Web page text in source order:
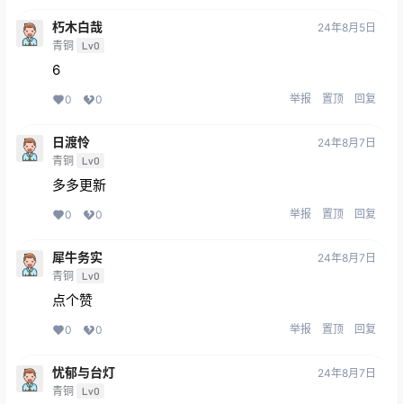
朽木白哉
青铜 Lv0
24年8月5日
6
0 0 举报 置顶 回复
日渡怜
青铜 Lv0
24年8月7日
多多更新
0 0 举报 置顶 回复
犀牛务实
青铜 Lv0
24年8月7日
点个赞
0 0 举报 置顶 回复
忧郁与台灯
青铜 Lv0
24年8月7日